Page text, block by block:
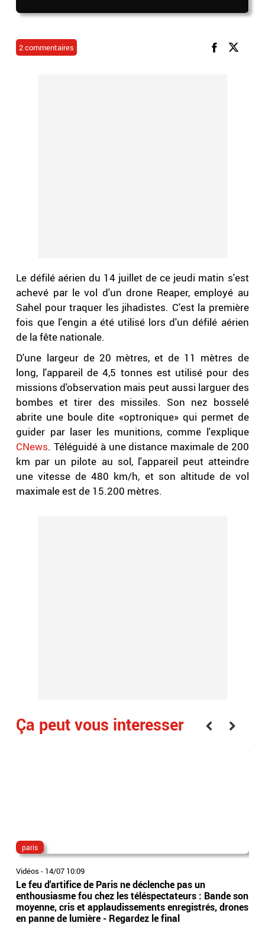
2 commentaires
Le défilé aérien du 14 juillet de ce jeudi matin s'est
achevé par le vol d'un drone Reaper, employé au
Sahel pour traquer les jihadistes. C'est la première
fois que l'engin a été utilisé lors d'un défilé aérien
de la fête nationale.
D'une largeur de 20 mètres, et de 11 mètres de
long, l'appareil de 4,5 tonnes est utilisé pour des
missions d'observation mais peut aussi larguer des
bombes et tirer des missiles. Son nez bosselé
abrite une boule dite «optronique» qui permet de
guider par laser les munitions, comme l'explique
CNews. Téléguidé à une distance maximale de 200
km par un pilote au sol, l'appareil peut atteindre
une vitesse de 480 km/h, et son altitude de vol
maximale est de 15.200 mètres.
Ça peut vous interesser
paris
Vidéos - 14/07 10:09
Le feu d'artifice de Paris ne déclenche pas un
enthousiasme fou chez les téléspectateurs : Bande son
moyenne, cris et applaudissements enregistrés, drones
en panne de lumière - Regardez le final